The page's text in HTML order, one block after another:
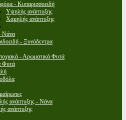
- Κυπαρισσοειδή
Υψηλής ανάπτυξης
Χαμηλής ανάπτυξης
Νάνα
- Ξυνόδεντρα
- Αρωματικά Φυτά
Φυτά
ανάπτυξης - Νάνα
ανάπτυξης